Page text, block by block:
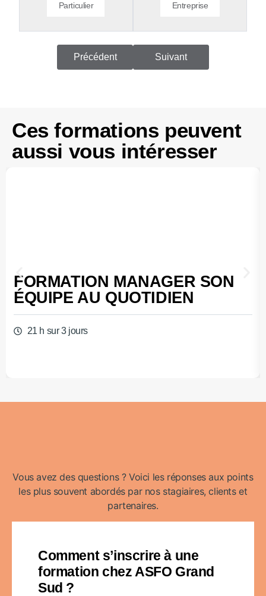
Particulier Entreprise
Précédent Suivant
Ces formations peuvent
aussi vous intéresser
FORMATION MANAGER SON
ÉQUIPE AU QUOTIDIEN
21 h sur 3 jours
Vous avez des questions ? Voici les réponses aux points
les plus souvent abordés par nos stagiaires, clients et
partenaires.
Comment s’inscrire à une
formation chez ASFO Grand
Sud ?